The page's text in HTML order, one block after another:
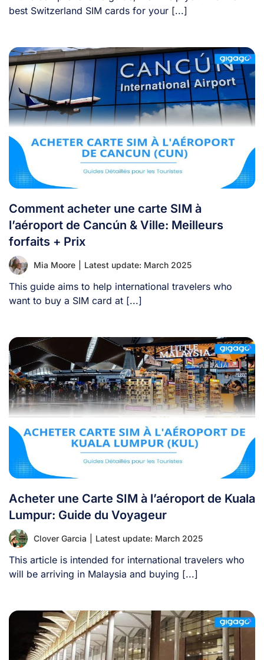
best Switzerland SIM cards for your [...]
Comment acheter une carte SIM à
l’aéroport de Cancún & Ville: Meilleurs
forfaits + Prix
Mia Moore Latest update: March 2025
This guide aims to help international travelers who
want to buy a SIM card at [...]
Acheter une Carte SIM à l’aéroport de Kuala
Lumpur: Guide du Voyageur
Clover Garcia Latest update: March 2025
This article is intended for international travelers who
will be arriving in Malaysia and buying [...]